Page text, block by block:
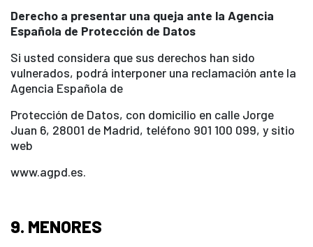
Derecho a presentar una queja ante la Agencia
Española de Protección de Datos
Si usted considera que sus derechos han sido
vulnerados, podrá interponer una reclamación ante la
Agencia Española de
Protección de Datos, con domicilio en calle Jorge
Juan 6, 28001 de Madrid, teléfono 901 100 099, y sitio
web
www.agpd.es.
9. MENORES